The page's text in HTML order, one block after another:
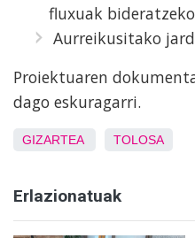
fluxuak
Aurreikusitako
Proiektuaren
dago eskuragarri.
GIZARTEA TOLOSA
Erlazionatuak